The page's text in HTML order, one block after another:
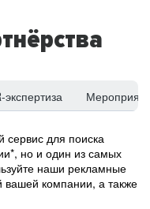
экспертиза
сервис для поиска
но и один из самых
наши рекламные
компании, а также